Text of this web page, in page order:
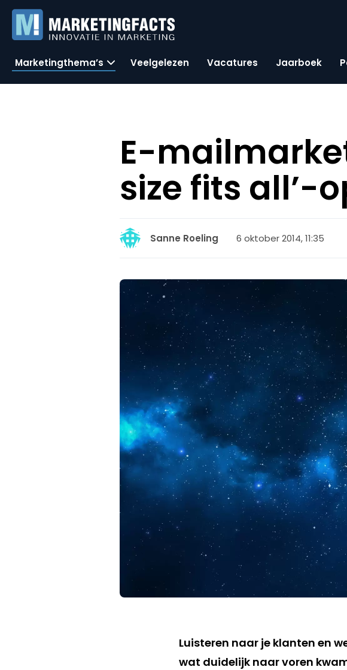
Marketingthema’s Veelgelezen Vacatures Jaarboek
E-
size fits all’-
Sanne Roeling 6 oktober 2014, 11:35
Luisteren naar je klanten en
wat duidelijk naar voren